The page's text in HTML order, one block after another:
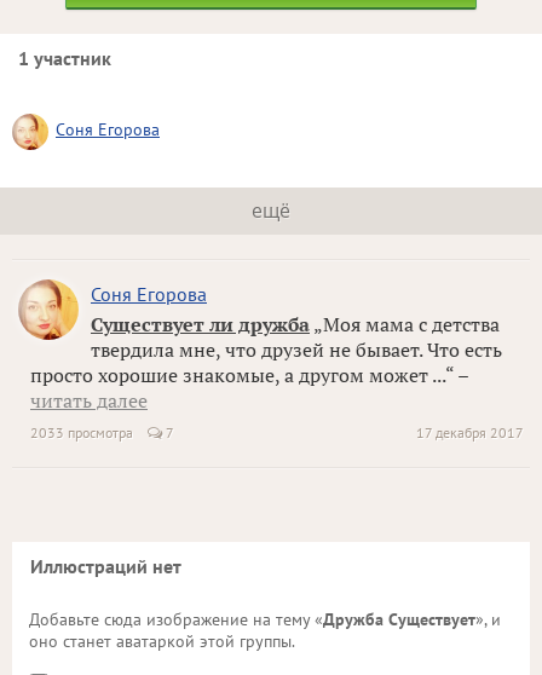
1 участник
Соня Егорова
ещё
Соня Егорова
Существует ли дружба „Моя мама с детства
твердила мне, что друзей не бывает. Что есть
просто хорошие знакомые, а другом может ...“ –
читать далее
17 декабря 2017
2033 просмотра 7
Иллюстраций нет
Добавьте сюда изображение на тему «Дружба Существует», и
оно станет аватаркой этой группы.